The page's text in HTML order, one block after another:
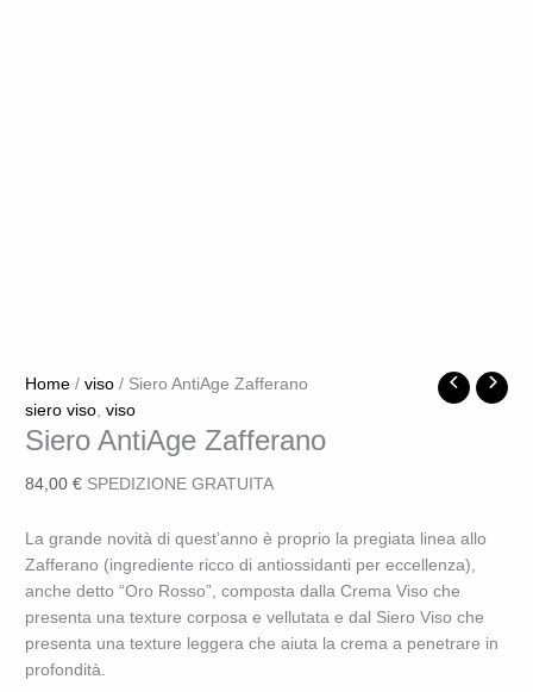
Home /viso / Siero AntiAge Zafferano
siero viso ,viso
Siero AntiAge Zafferano
84,00€ SPEDIZIONE GRATUITA
La grande novità di quest’anno è proprio la pregiata linea allo
Zafferano (ingrediente ricco di antiossidanti per eccellenza),
anche detto “Oro Rosso”, composta dalla Crema Viso che
presenta una texture corposa e vellutata e dal Siero Viso che
presenta una texture leggera che aiuta la crema a penetrare in
profondità.